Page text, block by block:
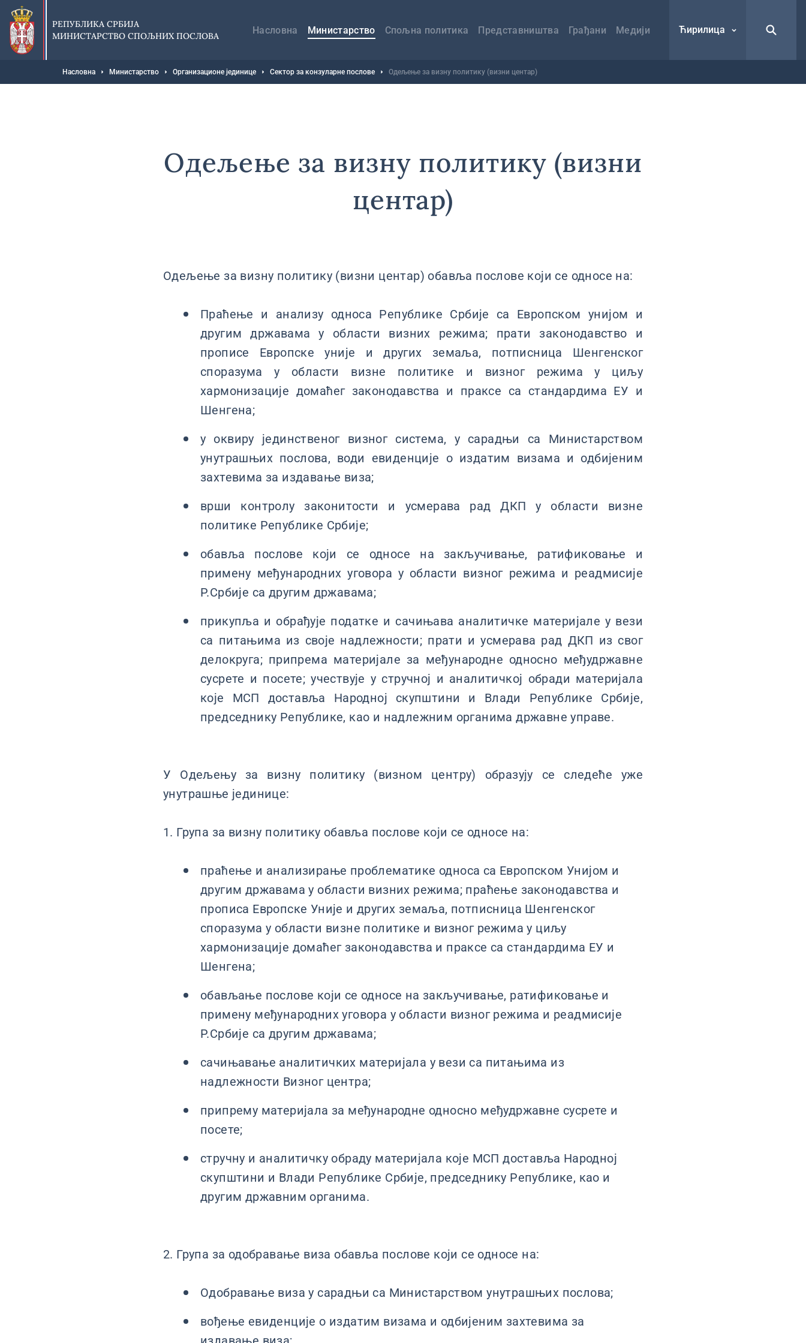
Прескочи
главни
део
садржаја
РЕПУБЛИКА СРБИЈА
МИНИСТАРСТВО СПОЉНИХ ПОСЛОВА
навигација
Насловна Министарство Спољна политика Представништва Грађани Медији Ћирилица
Мрвице
Насловна Министарство Организационе јединице Сектор за конзуларне послове Одељење за визну политику (визни центар)
Одељење за визну политику (визни
центар)
Одељење за визну политику (визни центар) обавља послове који се односе на:
Праћење и анализу односа Републике Србије са Европском унијом и
другим државама у области визних режима; прати законодавство и
прописе Европске уније и других земаља, потписница Шенгенског
споразума у области визне политике и визног режима у циљу
хармонизације домаћег законодавства и праксе са стандардима ЕУ и
Шенгена;
у оквиру јединственог визног система, у сарадњи са Министарством
унутрашњих послова, води евиденције о издатим визама и одбијеним
захтевима за издавање виза;
врши контролу законитости и усмерава рад ДКП у области визне
политике Републике Србије;
обавља послове који се односе на закључивање, ратификовање и
примену међународних уговора у области визног режима и реадмисије
Р.Србије са другим државама;
прикупља и обрађује податке и сачињава аналитичке материјале у вези
са питањима из своје надлежности; прати и усмерава рад ДКП из свог
делокруга; припрема материјале за међународне односно међудржавне
сусрете и посете; учествује у стручној и аналитичкој обради материјала
које МСП доставља Народној скупштини и Влади Републике Србије,
председнику Републике, као и надлежним органима државне управе.
У Одељењу за визну политику (визном центру) образују се следеће уже
унутрашње јединице:
1. Група за визну политику обавља послове који се односе на:
праћење и анализирање проблематике односа са Европском Унијом и
другим државама у области визних режима; праћење законодавства и
прописа Европске Уније и других земаља, потписница Шенгенског
споразума у области визне политике и визног режима у циљу
хармонизације домаћег законодавства и праксе са стандардима ЕУ и
Шенгена;
обављање послове који се односе на закључивање, ратификовање и
примену међународних уговора у области визног режима и реадмисије
Р.Србије са другим државама;
сачињавање аналитичких материјала у вези са питањима из
надлежности Визног центра;
припрему материјала за међународне односно међудржавне сусрете и
посете;
стручну и аналитичку обраду материјала које МСП доставља Народној
скупштини и Влади Републике Србије, председнику Републике, као и
другим државним органима.
2. Група за одобравање виза обавља послове који се односе на:
Одобравање виза у сарадњи са Министарством унутрашњих послова;
вођење евиденције о издатим визама и одбијеним захтевима за